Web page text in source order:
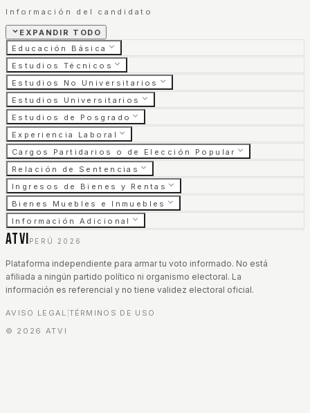
Información del candidato
EXPANDIR TODO
Educación Básica
Estudios Técnicos
Estudios No Universitarios
Estudios Universitarios
Estudios de Posgrado
Experiencia Laboral
Cargos Partidarios o de Elección Popular
Relación de Sentencias
Ingresos de Bienes y Rentas
Bienes Muebles e Inmuebles
Información Adicional
ATVI PERÚ 2026
Plataforma independiente para armar tu voto informado. No está
afiliada a ningún partido político ni organismo electoral. La
información es referencial y no tiene validez electoral oficial.
AVISO LEGAL TÉRMINOS DE USO
© 2026 ATVI